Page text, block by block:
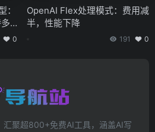
0
OpenAI Flex处理模式：费用减
半，性能下降
191 0
汇聚超800+免费AI工具，涵盖AI写